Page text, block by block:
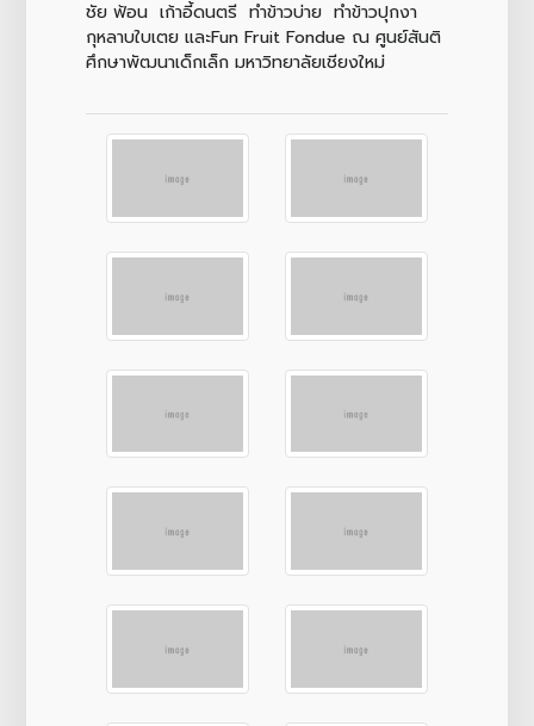
ชัย ฟ้อน เก้าอี้ดนตรี ทำข้าวบ่าย ทำข้าวปุกงา
กุหลาบใบเตย และFun Fruit Fondue ณ ศูนย์สันติ
ศึกษาพัฒนาเด็กเล็ก มหาวิทยาลัยเชียงใหม่